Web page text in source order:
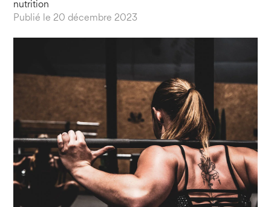
nutrition
Publié le 20 décembre 2023